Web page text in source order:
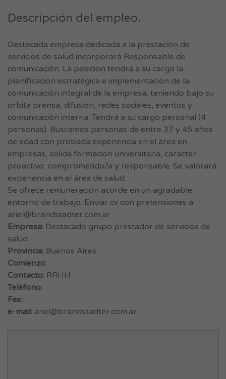
Descripción del empleo.
Destacada empresa dedicada a la prestación de
servicios de salud incorporará Responsable de
comunicación. La posición tendrá a su cargo la
planificación estratégica e implementación de la
comunicación integral de la empresa, teniendo bajo su
órbita prensa, difusión, redes sociales, eventos y
comunicación interna. Tendrá a su cargo personal (4
personas). Buscamos personas de entre 37 y 45 años
de edad con probada experiencia en el área en
empresas, sólida formación universitaria, carácter
proactivo, comprometido/a y responsable. Se valorará
experiencia en el área de salud.
Se ofrece remuneración acorde en un agradable
entorno de trabajo. Enviar cv con pretensiones a
ariel@brandstadter.com.ar
Empresa: Destacado grupo prestador de servicios de
salud
Provincia: Buenos Aires
Comienzo:
Contacto: RRHH
Teléfono:
Fax:
e-mail: ariel@brandstadter.com.ar